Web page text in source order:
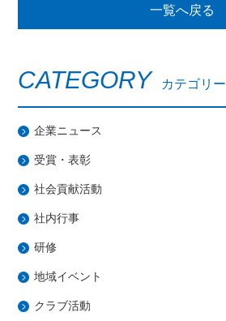
一覧へ戻る
CATEGORY カテゴリー
企業ニュース
受賞・表彰
社会貢献活動
社内行事
研修
地域イベント
クラブ活動